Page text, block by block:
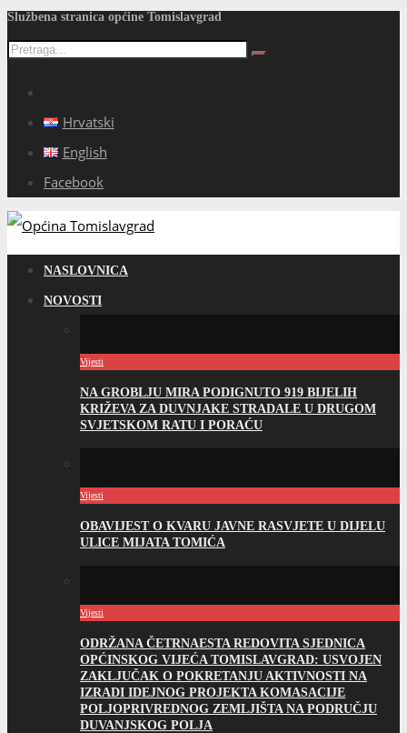
Službena stranica općine Tomislavgrad
Hrvatski
English
Facebook
NASLOVNICA
NOVOSTI
Vijesti
NA GROBLJU MIRA PODIGNUTO 919 BIJELIH
KRIŽEVA ZA DUVNJAKE STRADALE U DRUGOM
SVJETSKOM RATU I PORAĆU
Vijesti
OBAVIJEST O KVARU JAVNE RASVJETE U DIJELU
ULICE MIJATA TOMIĆA
Vijesti
ODRŽANA ČETRNAESTA REDOVITA SJEDNICA
OPĆINSKOG VIJEĆA TOMISLAVGRAD: USVOJEN
ZAKLJUČAK O POKRETANJU AKTIVNOSTI NA
IZRADI IDEJNOG PROJEKTA KOMASACIJE
POLJOPRIVREDNOG ZEMLJIŠTA NA PODRUČJU
DUVANJSKOG POLJA